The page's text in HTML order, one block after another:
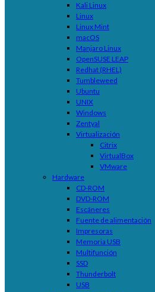
Kali Linux
Linux
Linux Mint
macOS
Manjaro Linux
OpenSUSE LEAP
Redhat (RHEL)
Tumbleweed
Ubuntu
UNIX
Windows
Zentyal
Virtualización
Citrix
VirtualBox
VMware
Hardware
CD-ROM
DVD-ROM
Escáneres
Fuente de alimentación
Impresoras
Memoria USB
Multifunción
SSD
Thunderbolt
USB